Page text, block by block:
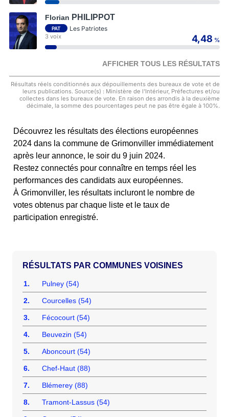
Florian PHILIPPOT
PAT Les Patriotes
3 voix 4,48 %
AFFICHER TOUS LES RÉSULTATS
Résultats réels conditionnés aux dépouillements des bureaux de vote et de
leurs publications. Source(s) : Ministère de l'Intérieur, Préfectures et/ou
collectes dans les bureaux de vote. En raison des arrondis à la deuxième
décimale, la somme des pourcentages peut ne pas être égale à 100%.
Découvrez les résultats des élections européennes
2024 dans la commune de Grimonviller immédiatement
après leur annonce, le soir du 9 juin 2024.
Restez connectés pour connaître en temps réel les
performances des candidats aux européennes.
À Grimonviller, les résultats incluront le nombre de
votes obtenus par chaque liste et le taux de
participation enregistré.
COMMUNES VOISINES
1. Pulney (54)
2. Courcelles (54)
3. Fécocourt (54)
4. Beuvezin (54)
5. Aboncourt (54)
6. Chef-Haut (88)
7. Blémerey (88)
8. Tramont-Lassus (54)